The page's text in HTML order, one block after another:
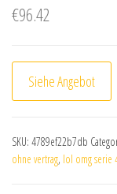
€96.42
Siehe Angebot
SKU: 4789ef22b7db
ohne vertrag, lol omg serie